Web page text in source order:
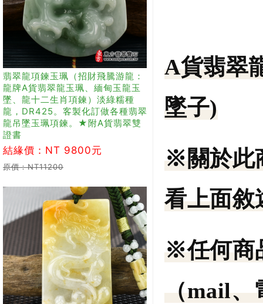
翡翠龍項鍊玉珮（招財飛騰游龍：
龍牌A貨翡翠龍玉珮、緬甸玉龍玉
墜、龍十二生肖項鍊）淡綠糯種
龍，DR425。客製化訂做各種翡翠
龍吊墜玉珮項鍊。★附A貨翡翠雙
證書
結緣價：NT 9800元
原價：NT11200
A貨翡翠
墜子)
※關於此
看上面敘
※任何商
（mail